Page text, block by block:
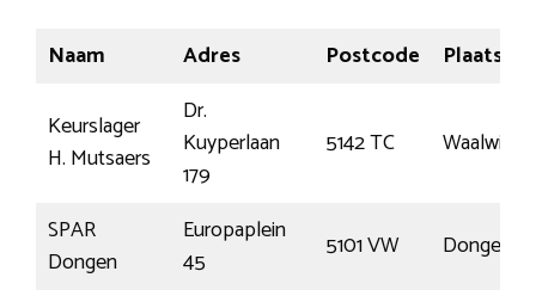
Naam Adres Postcode
Plaats
Keurslager
H. Mutsaers
Dr.
Kuyperlaan
179
5142 TC Waalwijk
SPAR
Dongen
Europaplein
45
5101 VW
Dongen